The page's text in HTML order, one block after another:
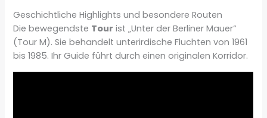
Geschichtliche Highlights und besondere Routen
Die bewegendste Tour ist „Unter der Berliner Mauer“
(Tour M). Sie behandelt unterirdische Fluchten von 1961
bis 1985. Ihr Guide führt durch einen originalen Korridor.